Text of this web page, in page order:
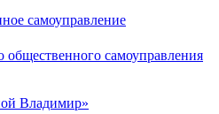
самоуправление
общественного самоуправления
Владимир»